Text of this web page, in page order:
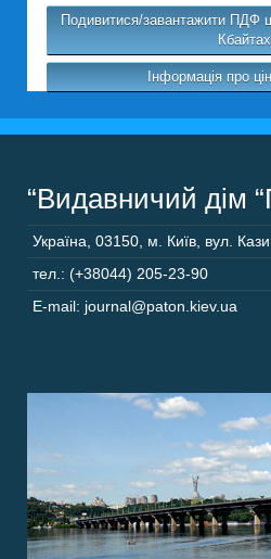
Подивитися/завантажити ПДФ
Інформація про
“Видавничий дім
Україна 03150 м. Київ, вул.
тел.: (+38044) 205-23-90
E-mail: journal@paton.kiev.ua